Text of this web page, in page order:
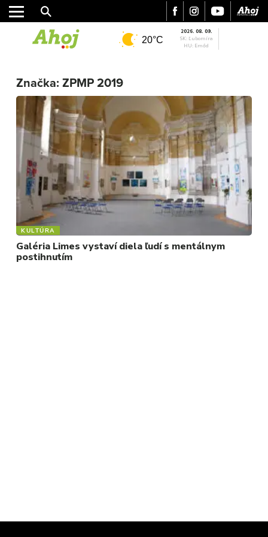
MESTO
REGIÓN
ŠPORT
KULTÚRA
FOTKY
VIDEO
MIX
20°C
2026. 08. 09.
SK: Ľubomíra
HU: Emőd
Značka: ZPMP 2019
KULTÚRA
Galéria Limes vystaví diela ľudí s mentálnym
postihnutím